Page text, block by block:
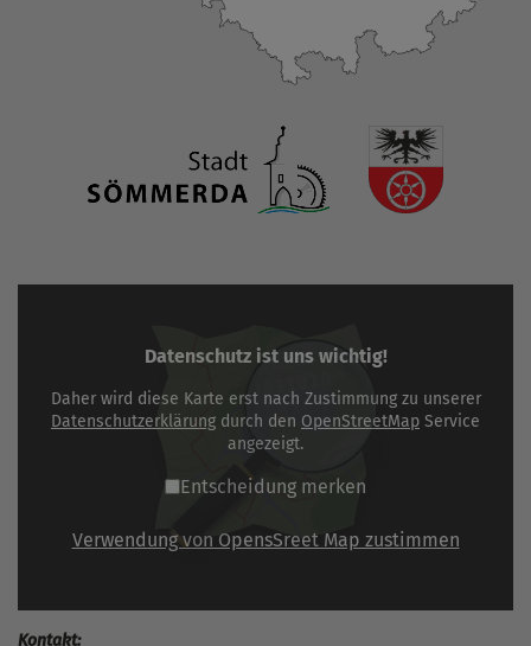
Datenschutz ist uns wichtig!
Daher wird diese Karte erst nach Zustimmung zu unserer
Datenschutzerklärung durch den OpenStreetMap Service
angezeigt.
Entscheidung merken
Verwendung von OpensSreet Map zustimmen
Kontakt: